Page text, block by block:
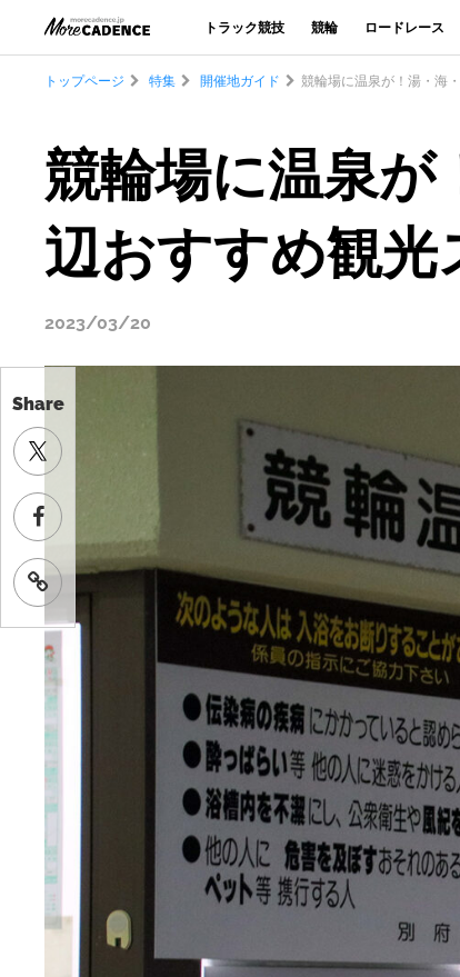
トラック競技 競輪 ロードレース
Share
トップページ 特集 開催地ガイド 競輪場に温泉が！湯・海
競輪場に温泉
辺おすすめ観光
2023/03/20